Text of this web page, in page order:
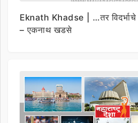
Eknath Khadse | …तर
– एकनाथ खडसे